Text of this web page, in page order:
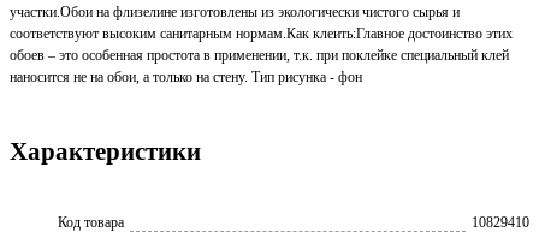
участки.Обои на флизелине изготовлены из экологически чистого сырья и
соответствуют высоким санитарным нормам.Как клеить:Главное достоинство этих
обоев – это особенная простота в применении, т.к. при поклейке специальный клей
наносится не на обои, а только на стену. Тип рисунка - фон
Характеристики
Код товара
10829410